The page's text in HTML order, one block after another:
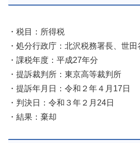
・税目：所得税
・処分行政庁：北沢税務署長、世
・課税年度：平成27年分
・提訴裁判所：東京高等裁判所
・提訴年月日：令和２年４月17日
・判決日：令和３年２月24日
・結果：棄却